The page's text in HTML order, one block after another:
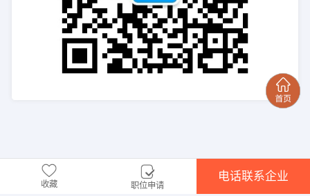
收藏 职位申请
电话联系企业